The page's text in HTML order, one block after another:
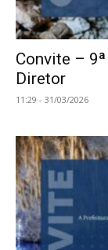
Convite –
Diretor
11:29 - 31/03/2026